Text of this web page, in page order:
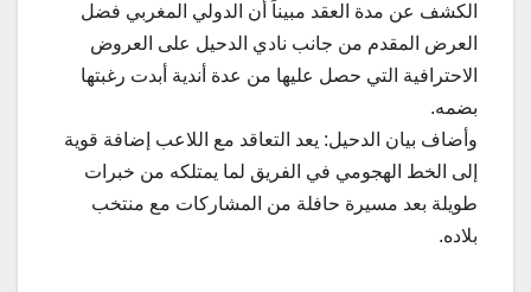
الكشف عن مدة العقد مبيناً أن الدولي المغربي فضل
العرض المقدم من جانب نادي الدحيل على العروض
الاحترافية التي حصل عليها من عدة أندية أبدت رغبتها
بضمه.
وأضاف بيان الدحيل: يعد التعاقد مع اللاعب إضافة قوية
إلى الخط الهجومي في الفريق لما يمتلكه من خبرات
طويلة بعد مسيرة حافلة من المشاركات مع منتخب
بلاده.